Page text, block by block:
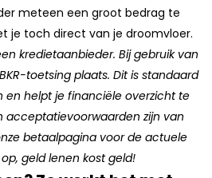
meteen een groot bedrag te
je toch direct van je droomvloer.
kredietaanbieder. Bij gebruik van
toetsing plaats. Dit is standaard
en helpt je financiële overzicht te
acceptatievoorwaarden zijn van
betaalpagina voor de actuele
geld lenen kost geld!